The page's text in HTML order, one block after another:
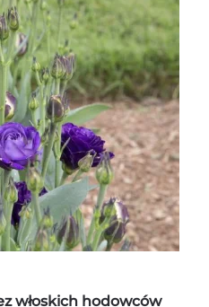
włoskich hodowców